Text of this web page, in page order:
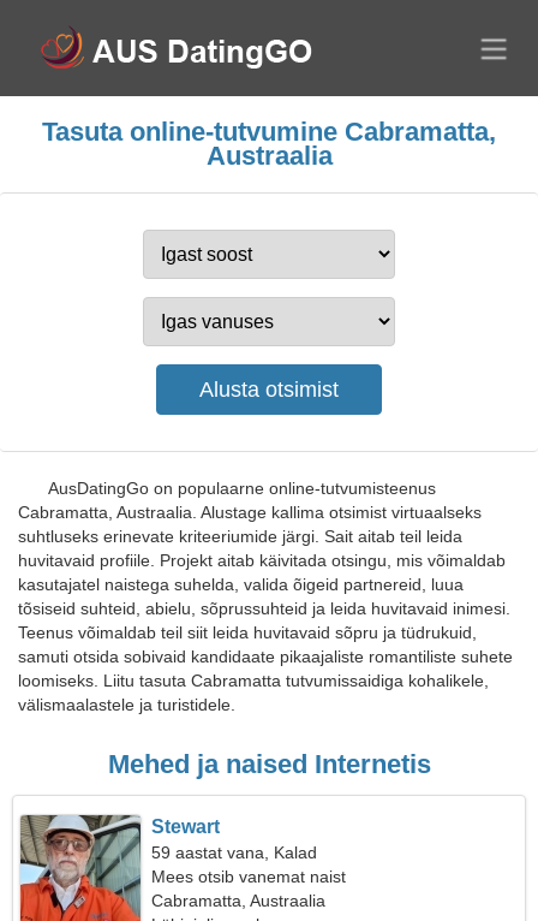
Tasuta online-tutvumine Cabramatta,
Austraalia
AusDatingGo on populaarne online-tutvumisteenus
Cabramatta, Austraalia. Alustage kallima otsimist virtuaalseks
suhtluseks erinevate kriteeriumide järgi. Sait aitab teil leida
huvitavaid profiile. Projekt aitab käivitada otsingu, mis võimaldab
kasutajatel naistega suhelda, valida õigeid partnereid, luua
tõsiseid suhteid, abielu, sõprussuhteid ja leida huvitavaid inimesi.
Teenus võimaldab teil siit leida huvitavaid sõpru ja tüdrukuid,
samuti otsida sobivaid kandidaate pikaajaliste romantiliste suhete
loomiseks. Liitu tasuta Cabramatta tutvumissaidiga kohalikele,
välismaalastele ja turistidele.
Mehed ja naised Internetis
Stewart
59 aastat vana, Kalad
Mees otsib vanemat naist
Cabramatta, Austraalia